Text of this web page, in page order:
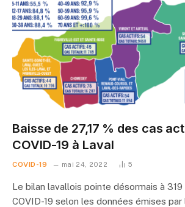
Baisse de 27,17 % des cas
COVID-19 à Laval
COVID-19 mai 24, 2022 5
Le bilan lavallois pointe désormais à
COVID-19 selon les données émises par